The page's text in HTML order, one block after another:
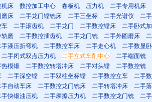
机床 数控加工中心 卷板机 压力机 二手专用机床
磨床 二手龙门镗铣床 二手三坐标 二手光谱仪
二
车 二手滚齿机 二手龙门 二手数控镗床
二手卧式
轨磨 二手数控插齿机 二手龙门铣 二手外圆磨床
手液压折弯机 二手数控车床 二手走心机
二手数显
二手闭式双点压力机 二手立式车削中心 二手端面铣
热模锻 二手数控转塔冲床 二手对头镗 二手数控铣
二手深空镗 二手双柱坐标镗 二手数控立车
二手
手自动车床 二手数控龙门铣床 二手转塔冲床
二手
手快锻油压机 二手摩擦压力机 二手数控龙门铣
二